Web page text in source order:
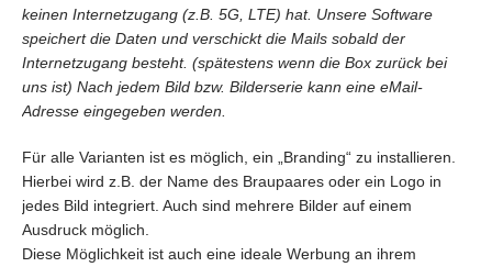
keinen Internetzugang (z.B. 5G, LTE) hat. Unsere Software
speichert die Daten und verschickt die Mails sobald der
Internetzugang besteht. (spätestens wenn die Box zurück bei
uns ist) Nach jedem Bild bzw. Bilderserie kann eine eMail-
Adresse eingegeben werden.
Für alle Varianten ist es möglich, ein „Branding“ zu installieren.
Hierbei wird z.B. der Name des Braupaares oder ein Logo in
jedes Bild integriert. Auch sind mehrere Bilder auf einem
Ausdruck möglich.
Diese Möglichkeit ist auch eine ideale Werbung an ihrem